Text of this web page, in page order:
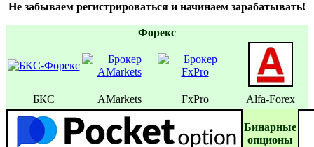
Не забываем регистрироваться и начинаем зарабатывать!
Форекс
БКС AMarkets FxPro Alfa-Forex
Бинаpные
oпционы